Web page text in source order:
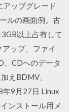
ップグレード
ルの画面例。古
以上占有して
ップ、ファイ
、CDへのデータ
えBDMV、
年9月27日 Linux
ンストール用メ